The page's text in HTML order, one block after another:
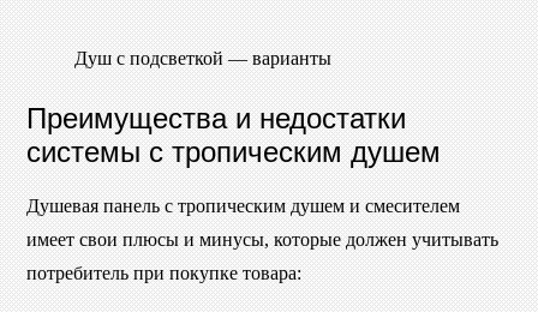
Душ с подсветкой — варианты
Преимущества и недостатки
системы с тропическим душем
Душевая панель с тропическим душем и смесителем
имеет свои плюсы и минусы, которые должен учитывать
потребитель при покупке товара: